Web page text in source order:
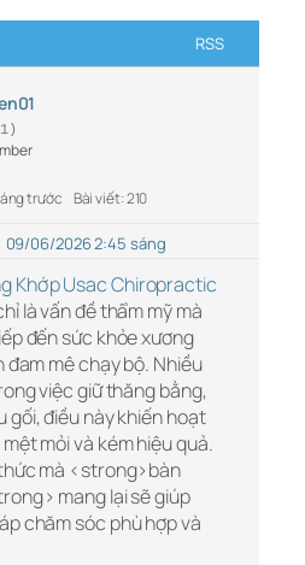
RSS
trước Bài viết: 210
09/06/2026 2:45 sáng
Khớp Usac Chiropractic
là vấn đề thẩm mỹ mà
đến sức khỏe xương
mê chạy bộ. Nhiều
việc giữ thăng bằng,
gối, điều này khiến hoạt
mỏi và kém hiệu quả.
mà <strong>bàn
mang lại sẽ giúp
chăm sóc phù hợp và